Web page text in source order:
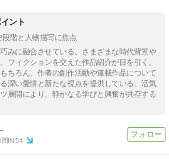
ント
段階と人物描写に焦点
みに融合させている。さまざまな時代背景や
フィクションを交えた作品紹介が目を引く。
ちろん、作者の創作活動や連載作品について
深い愛情と新たな視点を提供している。活気
展開により、静かなる学びと興奮が共存する
間IN:54